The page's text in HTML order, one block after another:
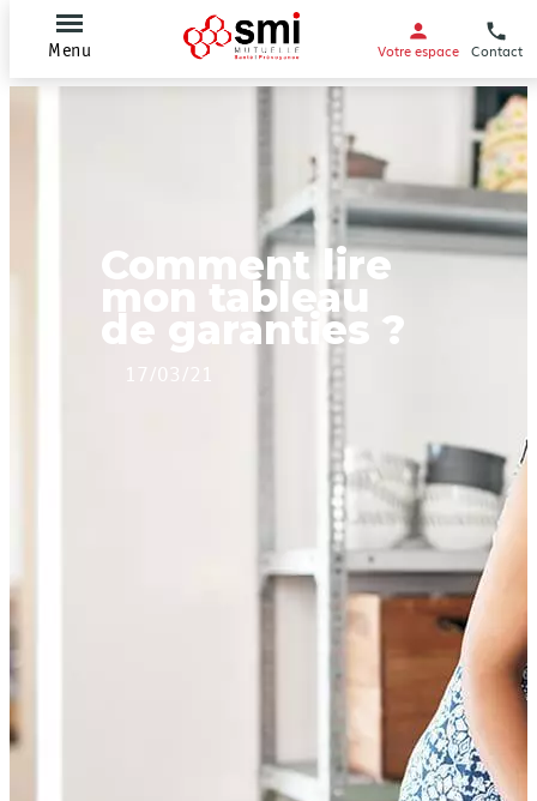
Menu Contact
Votre espace
Comment lire
mon tableau
de garanties ?
17/03/21